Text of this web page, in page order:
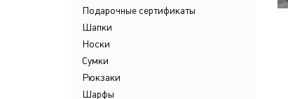
Подарочные сертификаты
Шапки
Носки
Сумки
Рюкзаки
Шарфы